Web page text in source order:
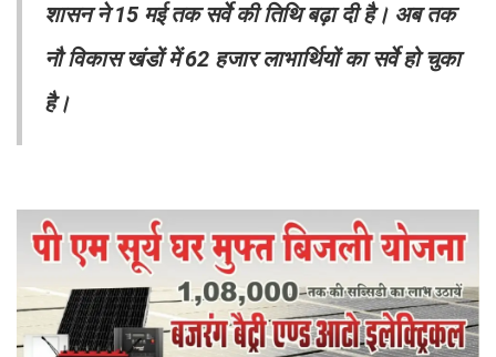
शासन ने 15 मई तक सर्वे की तिथि बढ़ा दी है। अब तक
नौ विकास खंडों में 62 हजार लाभार्थियों का सर्वे हो चुका
है।